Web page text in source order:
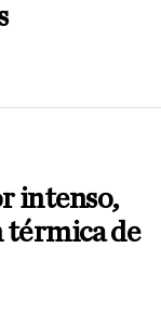
intenso,
térmica de